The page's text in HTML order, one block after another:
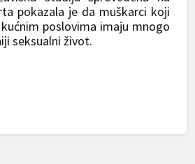
pokazala je da muškarci koji
poslovima imaju mnogo
seksualni život.